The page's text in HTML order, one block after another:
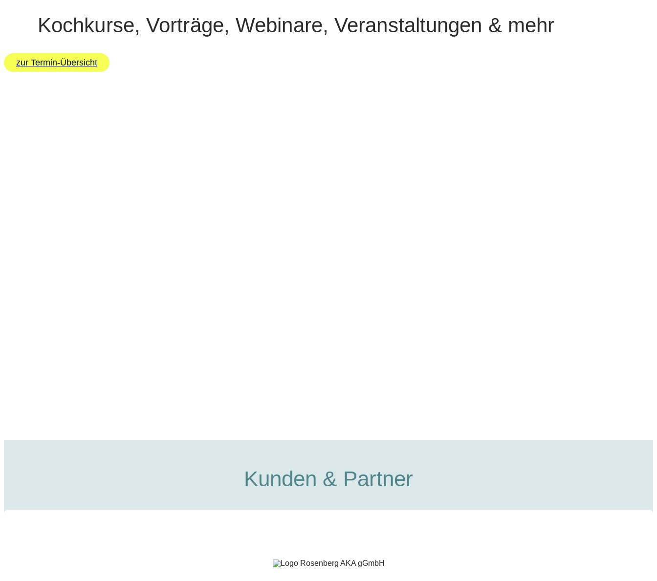
Kochkurse, Vorträge, Webinare, Veranstaltungen & mehr
zur Termin-Übersicht
Kunden & Partner